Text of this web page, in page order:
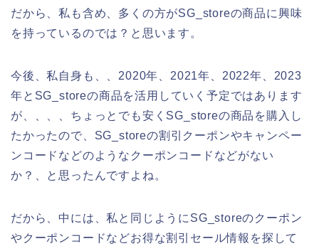
だから、私も含め、多くの方がSG_storeの商品に興味
を持っているのでは？と思います。
今後、私自身も、、2020年、2021年、2022年、2023
年とSG_storeの商品を活用していく予定ではあります
が、、、、ちょっとでも安くSG_storeの商品を購入し
たかったので、SG_storeの割引クーポンやキャンペー
ンコードなどのようなクーポンコードなどがない
か？、と思ったんですよね。
だから、中には、私と同じようにSG_storeのクーポン
やクーポンコードなどお得な割引セール情報を探して